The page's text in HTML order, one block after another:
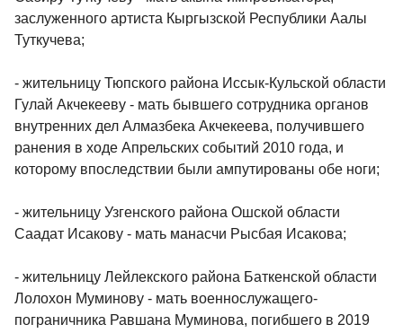
заслуженного артиста Кыргызской Республики Аалы
Туткучева;
- жительницу Тюпского района Иссык-Кульской области
Гулай Акчекееву - мать бывшего сотрудника органов
внутренних дел Алмазбека Акчекеева, получившего
ранения в ходе Апрельских событий 2010 года, и
которому впоследствии были ампутированы обе ноги;
- жительницу Узгенского района Ошской области
Саадат Исакову - мать манасчи Рысбая Исакова;
- жительницу Лейлекского района Баткенской области
Лолохон Муминову - мать военнослужащего-
пограничника Равшана Муминова, погибшего в 2019